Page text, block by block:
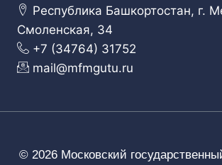
Республика Башкортостан, г.
Смоленская, 34
+7 (34764) 31752
mail@mfmgutu.ru
© 2026 Московский